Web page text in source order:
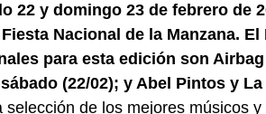
22 y domingo 23 de febrero de
Nacional de la Manzana.
para esta edición son
(22/02); y Abel Pintos y
selección de los mejores músicos